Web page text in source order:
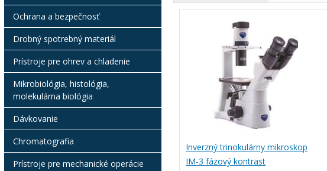
Inverzný trinokulárny mikroskop
IM-3 fázový kontrast
Ochrana a bezpečnosť
Drobný spotrebný materiál
Prístroje pre ohrev a chladenie
Mikrobiológia, histológia,
molekulárna biológia
Dávkovanie
Chromatografia
Prístroje pre mechanické operácie